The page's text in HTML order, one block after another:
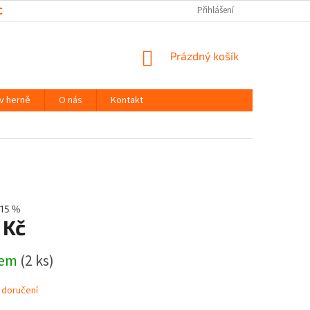
OSOBNÍCH ÚDAJŮ Přihlášení
NÁKUPNÍ
Prázdný košík
herně O nás
Kontakt
%
(2 ks)